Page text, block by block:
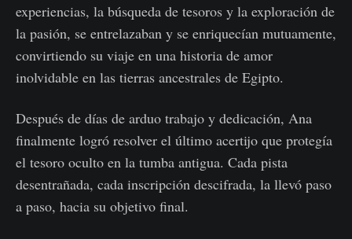
experiencias, la búsqueda de tesoros y la exploración de
la pasión, se entrelazaban y se enriquecían mutuamente,
convirtiendo su viaje en una historia de amor
inolvidable en las tierras ancestrales de Egipto.
Después de días de arduo trabajo y dedicación, Ana
finalmente logró resolver el último acertijo que protegía
el tesoro oculto en la tumba antigua. Cada pista
desentrañada, cada inscripción descifrada, la llevó paso
a paso, hacia su objetivo final.